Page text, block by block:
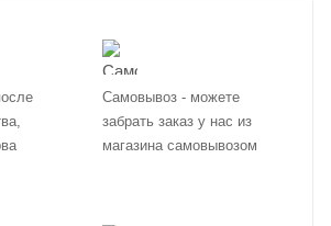
Самовывоз - можете
забрать заказ у нас из
магазина самовывозом